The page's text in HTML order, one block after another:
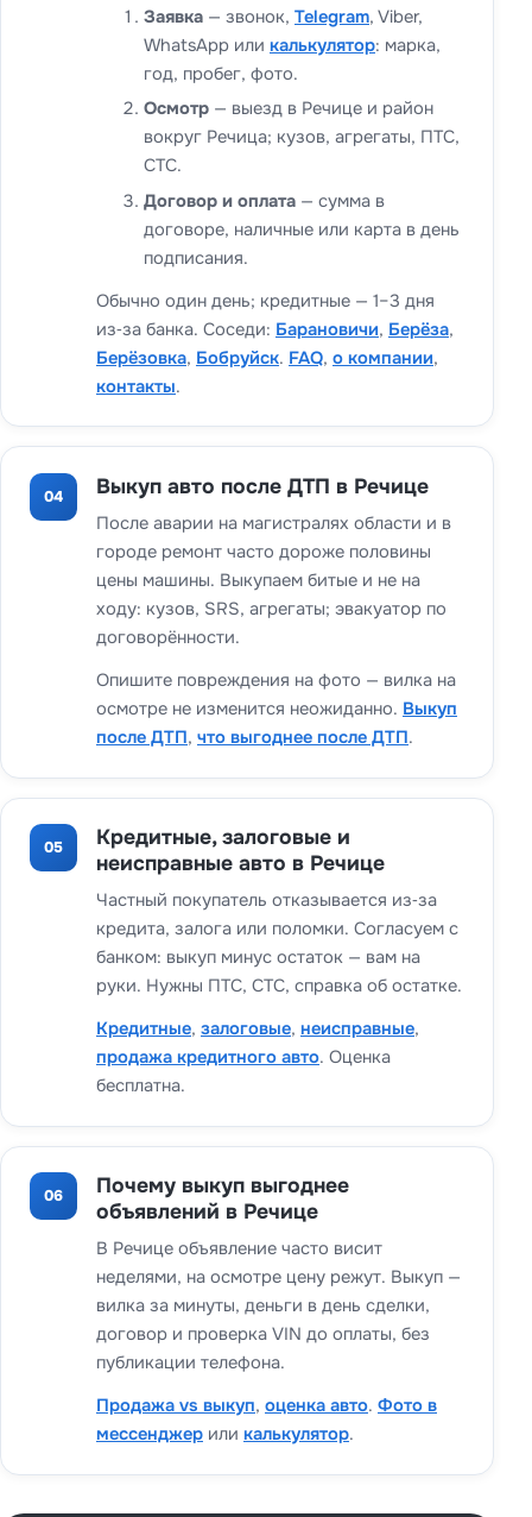
Заявка — звонок, Telegram, Viber,
WhatsApp или калькулятор: марка,
год, пробег, фото.
Осмотр — выезд в Речице и район
вокруг Речица; кузов, агрегаты, ПТС,
СТС.
Договор и оплата — сумма в
договоре, наличные или карта в день
подписания.
Обычно один день; кредитные — 1–3 дня
из‑за банка. Соседи: Барановичи, Берёза,
Берёзовка, Бобруйск. FAQ, о компании,
контакты.
04 Выкуп авто после ДТП в Речице
После аварии на магистралях области и в
городе ремонт часто дороже половины
цены машины. Выкупаем битые и не на
ходу: кузов, SRS, агрегаты; эвакуатор по
договорённости.
Опишите повреждения на фото — вилка на
осмотре не изменится неожиданно. Выкуп
после ДТП, что выгоднее после ДТП.
05
Кредитные, залоговые и
неисправные авто в Речице
Частный покупатель отказывается из‑за
кредита, залога или поломки. Согласуем с
банком: выкуп минус остаток — вам на
руки. Нужны ПТС, СТС, справка об остатке.
Кредитные, залоговые, неисправные,
продажа кредитного авто. Оценка
бесплатна.
06
Почему выкуп выгоднее
объявлений в Речице
В Речице объявление часто висит
неделями, на осмотре цену режут. Выкуп —
вилка за минуты, деньги в день сделки,
договор и проверка VIN до оплаты, без
публикации телефона.
Продажа vs выкуп, оценка авто. Фото в
мессенджер или калькулятор.